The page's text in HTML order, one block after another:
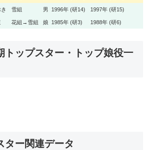
雪組 男 1996年 (研14) 1997年 (研15)
花組→雪組 娘 1985年 (研3) 1988年 (研6)
トップスター・トップ娘役一
ター関連データ